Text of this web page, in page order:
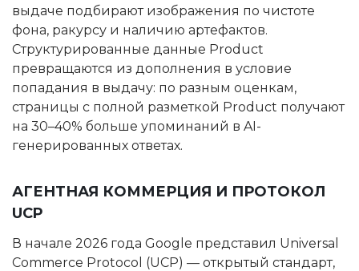
выдаче подбирают изображения по чистоте
фона, ракурсу и наличию артефактов.
Структурированные данные Product
превращаются из дополнения в условие
попадания в выдачу: по разным оценкам,
страницы с полной разметкой Product получают
на 30–40% больше упоминаний в AI-
генерированных ответах.
АГЕНТНАЯ КОММЕРЦИЯ И ПРОТОКОЛ
UCP
В начале 2026 года Google представил Universal
Commerce Protocol (UCP) — открытый стандарт,